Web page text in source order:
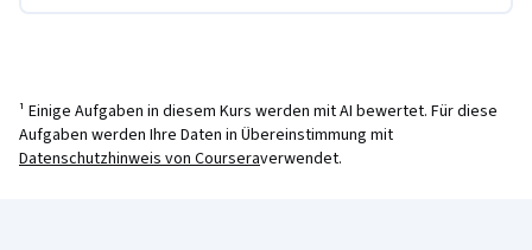
¹ Einige Aufgaben in diesem Kurs werden mit AI bewertet. Für diese
Aufgaben werden Ihre Daten in Übereinstimmung mit
Datenschutzhinweis von Courseraverwendet.